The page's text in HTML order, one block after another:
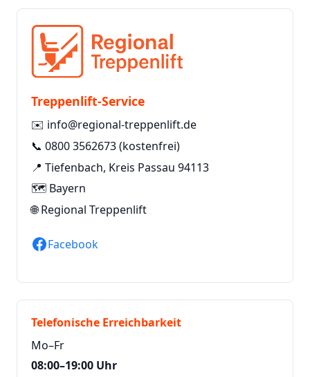
Treppenlift-Service
✉️ info@regional-treppenlift.de
📞 0800 3562673(kostenfrei)
📍 Tiefenbach, Kreis Passau 94113
🗺️ Bayern
🌐Regional Treppenlift
Facebook
Telefonische Erreichbarkeit
Mo–Fr
08:00–19:00 Uhr